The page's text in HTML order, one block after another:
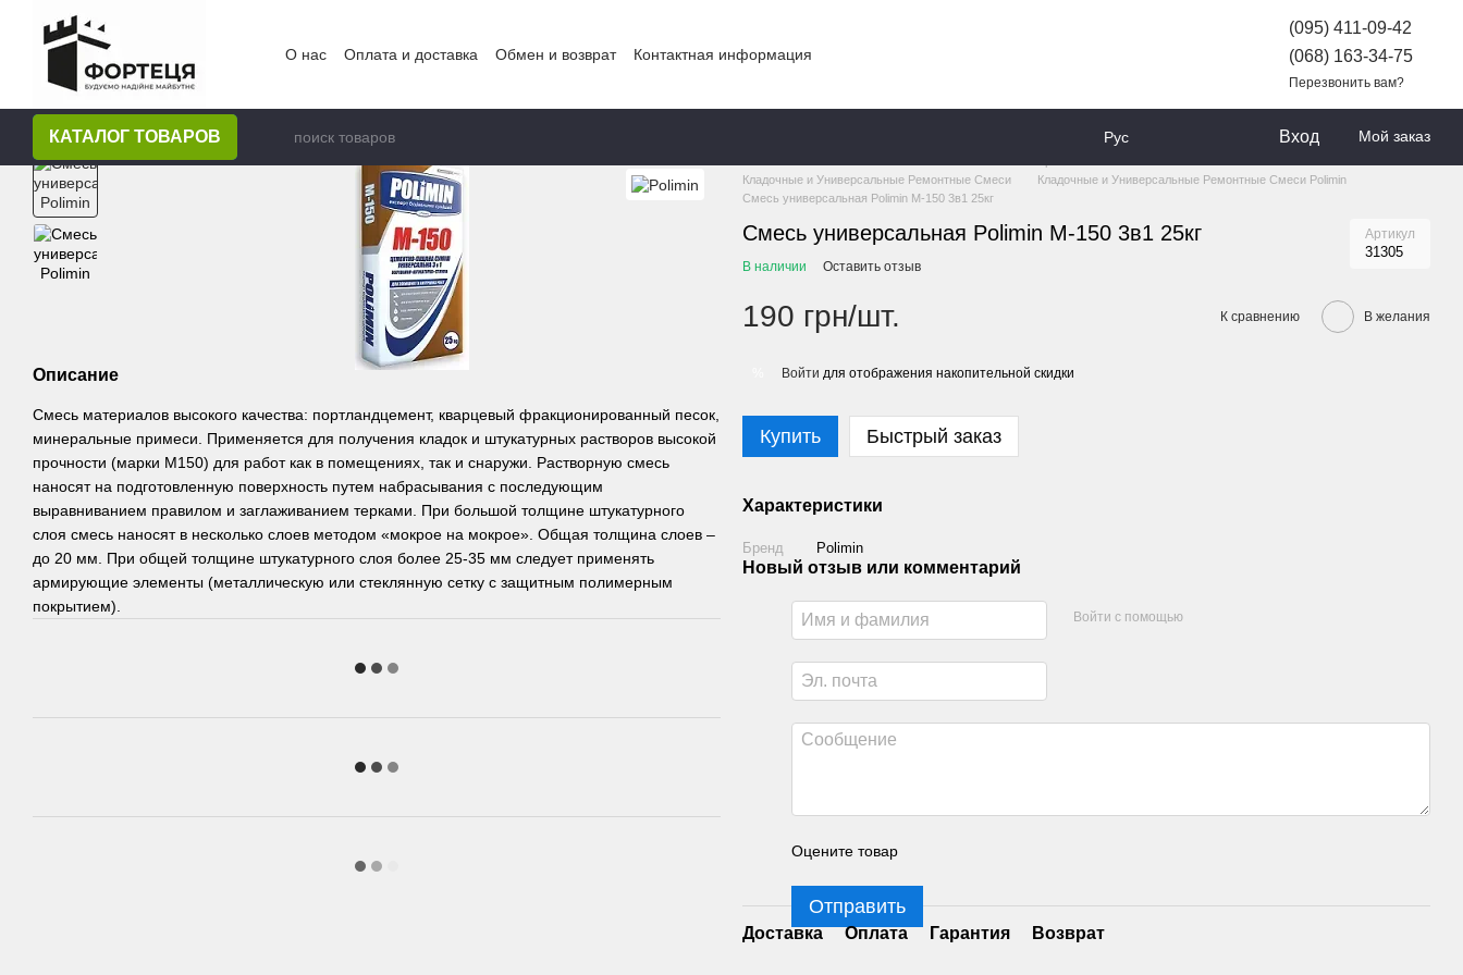
Перейти к основному контенту
О нас Оплата и доставка Обмен и возврат Контактная информация
(095) 411-09-42
(068) 163-34-75
Перезвонить вам?
КАТАЛОГ ТОВАРОВ Рус Вход Мой заказ
Описание
Смесь материалов высокого качества: портландцемент, кварцевый фракционированный песок,
минеральные примеси. Применяется для получения кладок и штукатурных растворов высокой
прочности (марки М150) для работ как в помещениях, так и снаружи. Растворную смесь
наносят на подготовленную поверхность путем набрасывания с последующим
выравниванием правилом и заглаживанием терками. При большой толщине штукатурного
слоя смесь наносят в несколько слоев методом «мокрое на мокрое». Общая толщина слоев –
до 20 мм. При общей толщине штукатурного слоя более 25-35 мм следует применять
армирующие элементы (металлическую или стеклянную сетку с защитным полимерным
покрытием).
Кладочные и Универсальные Ремонтные Смеси
Кладочные и Универсальные Ремонтные Смеси Polimin
Смесь универсальная Polimin М-150 3в1 25кг
Смесь универсальная Polimin М-150 3в1 25кг Артикул
31305
В наличии Оставить отзыв
190 грн/шт. К сравнению В желания
Войти для отображения накопительной скидки
Купить Быстрый заказ
Характеристики
Бренд Polimin
Новый отзыв или комментарий
Войти с помощью
Оцените товар
Отправить
Доставка Оплата Гарантия Возврат